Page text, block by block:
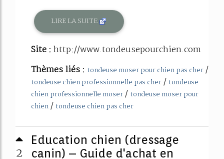
LIRE LA SUITE
Site : http://www.tondeusepourchien.com
Thèmes liés : tondeuse moser pour chien pas cher/
tondeuse chien professionnelle pas cher/ tondeuse
chien professionnelle moser/ tondeuse moser pour
chien/ tondeuse chien pas cher
2
Education chien (dressage
canin) – Guide d'achat en